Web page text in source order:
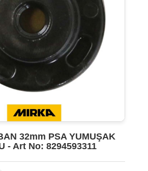
32mm PSA YUMUŞAK
- Art No: 8294593311